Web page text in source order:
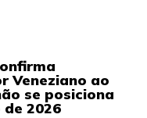
Veneziano ao
se posiciona
2026